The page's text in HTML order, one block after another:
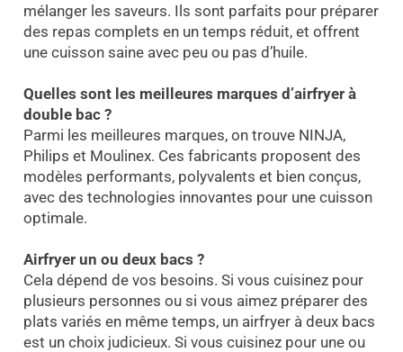
mélanger les saveurs. Ils sont parfaits pour préparer
des repas complets en un temps réduit, et offrent
une cuisson saine avec peu ou pas d’huile.
Quelles sont les meilleures marques d’airfryer à
double bac ?
Parmi les meilleures marques, on trouve NINJA,
Philips et Moulinex. Ces fabricants proposent des
modèles performants, polyvalents et bien conçus,
avec des technologies innovantes pour une cuisson
optimale.
Airfryer un ou deux bacs ?
Cela dépend de vos besoins. Si vous cuisinez pour
plusieurs personnes ou si vous aimez préparer des
plats variés en même temps, un airfryer à deux bacs
est un choix judicieux. Si vous cuisinez pour une ou